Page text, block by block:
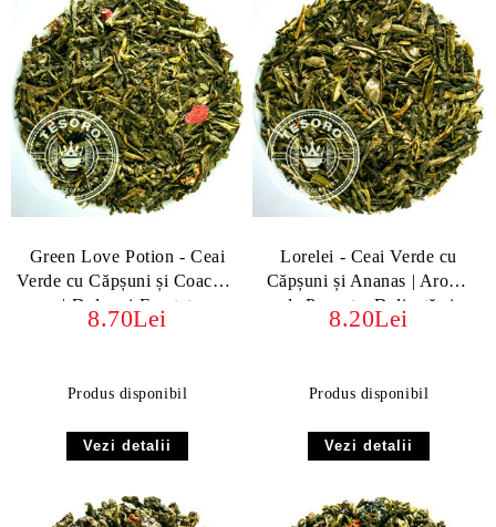
Green Love Potion - Ceai
Verde cu Căpșuni și Coacăze
| Dulce și Fructat
8.70Lei
Produs disponibil
Vezi detalii
Lorelei - Ceai Verde cu
Căpșuni și Ananas | Aromă
de Poveste, Delicată și
Fructată
8.20Lei
Produs disponibil
Vezi detalii